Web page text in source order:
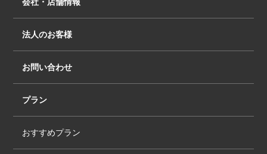
法人のお客様
お問い合わせ
プラン
おすすめプラン